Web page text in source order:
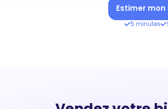
Estimer
5 minutes